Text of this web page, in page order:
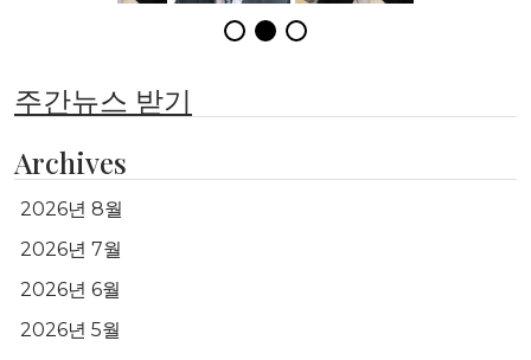
주간뉴스 받기
Archives
2026년 8월
2026년 7월
2026년 6월
2026년 5월